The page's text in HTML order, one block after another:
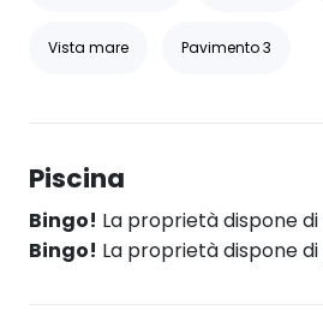
Vista mare Pavimento 3
Piscina
Bingo! La proprietà dispone
Bingo! La proprietà dispone